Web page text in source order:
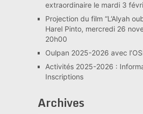
extraordinaire le mardi 3
Projection du film “L’Alyah
Harel Pinto, mercredi 26
20h00
Oulpan 2025-2026 avec
Activités 2025-2026 :
Inscriptions
Archives